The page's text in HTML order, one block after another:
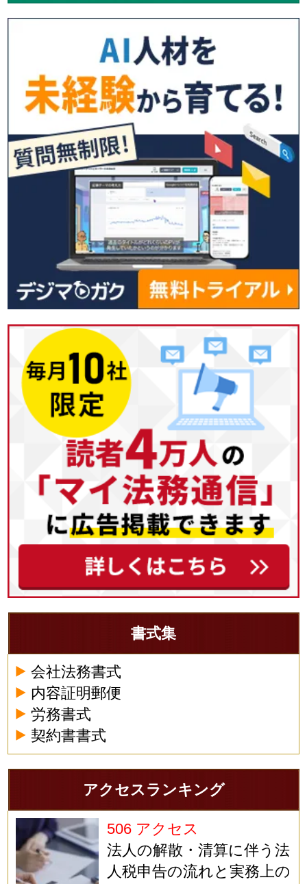
書式集
会社法務書式
内容証明郵便
労務書式
契約書書式
アクセスランキング
506 アクセス
法人の解散・清算に伴う法
人税申告の流れと実務上の